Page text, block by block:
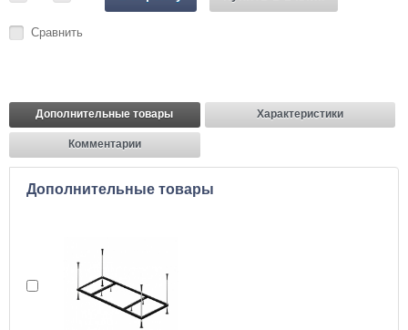
Сравнить
Дополнительные товары Характеристики
Комментарии
Дополнительные товары